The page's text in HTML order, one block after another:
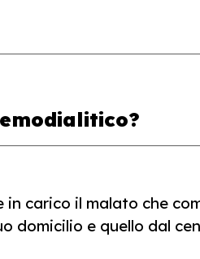
in carico il malato che
domicilio e quello dal